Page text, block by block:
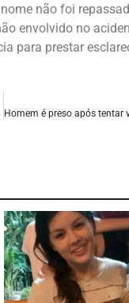
não foi
envolvido no
para prestar